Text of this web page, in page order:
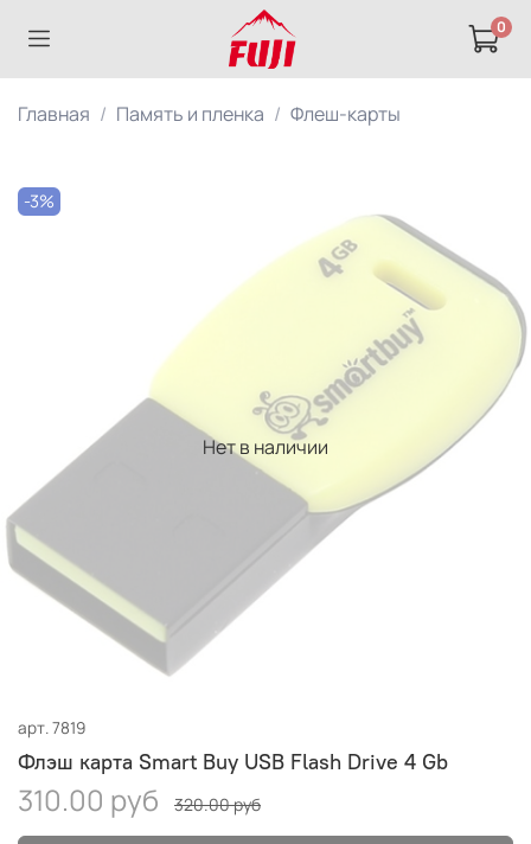
0
Главная Память и пленка Флеш-карты
Нет в наличии
-3%
арт.7819
Флэш карта Smart Buy USB Flash Drive 4 Gb
310.00 руб 320.00 руб